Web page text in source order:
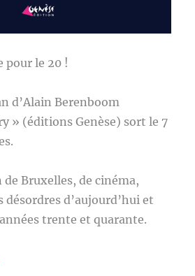
pour le 20 !
d’Alain Berenboom
» (éditions Genèse) sort le 7
Bruxelles, de cinéma,
désordres d’aujourd’hui et
trente et quarante.